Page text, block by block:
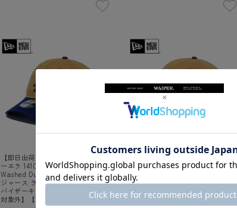
【即日出荷対応】NEW ERA ニュ
ーエラ 14109844 9TWENTY MLB
Washed Duck ロサンゼルス・ド
ジャース ライトブロンズ ネイビー
バイザーキャップ【キャンペーン
対象外】【T】
【即日出荷対応】NEW ERA ニュ
ーエラ 14109863 9TWENTY MLB
Washed Duck ボストン・レッド
ソックス ライトブロンズ マルーン
バイザーキャップ【キャンペーン
対象外】【T】